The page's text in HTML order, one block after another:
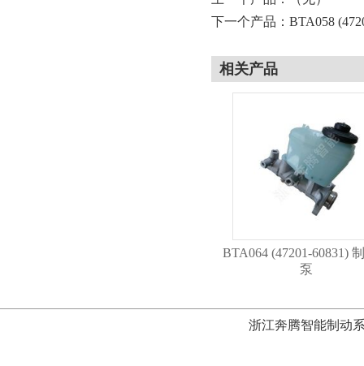
下一个产品： BTA058
相关产品
BTA064 (47201-60831)
泵
浙江奔腾智能制动